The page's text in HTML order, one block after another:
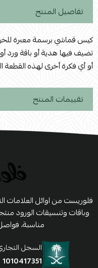
تفاصيل المنتج
كيس قماشي برسمة معبرة
تضيف فيها هدية أو باقة ورد
أو أي فكرة أخرى لهذه القطعة
تقييمات المنتج
فلوريست من اوائل العلامات
وباقات وتنسيقات الورود
مناسبة،
السجل
1010417351